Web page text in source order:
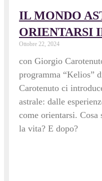
IL MONDO
ORIENTARSI
Ottobre 22, 2024
con Giorgio
programma “Kelios”
Carotenuto ci
astrale: dalle
come orientarsi. Cosa
la vita? E dopo?